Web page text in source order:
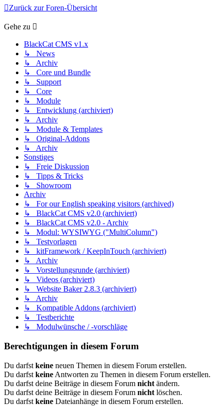
Zurück zur Foren-Übersicht
Gehe zu
BlackCat CMS v1.x
↳ News
↳ Archiv
↳ Core und Bundle
↳ Support
↳ Core
↳ Module
↳ Entwicklung (archiviert)
↳ Archiv
↳ Module & Templates
↳ Original-Addons
↳ Archiv
Sonstiges
↳ Freie Diskussion
↳ Tipps & Tricks
↳ Showroom
Archiv
↳ For our English speaking visitors (archived)
↳ BlackCat CMS v2.0 (archiviert)
↳ BlackCat CMS v2.0 - Archiv
↳ Modul: WYSIWYG ("MultiColumn")
↳ Testvorlagen
↳ kitFramework / KeepInTouch (archiviert)
↳ Archiv
↳ Vorstellungsrunde (archiviert)
↳ Videos (archiviert)
↳ Website Baker 2.8.3 (archiviert)
↳ Archiv
↳ Kompatible Addons (archiviert)
↳ Testberichte
↳ Modulwünsche / -vorschläge
Berechtigungen in diesem Forum
Du darfst keine neuen Themen in diesem Forum erstellen.
Du darfst keine Antworten zu Themen in diesem Forum erstellen.
Du darfst deine Beiträge in diesem Forum nicht ändern.
Du darfst deine Beiträge in diesem Forum nicht löschen.
Du darfst keine Dateianhänge in diesem Forum erstellen.